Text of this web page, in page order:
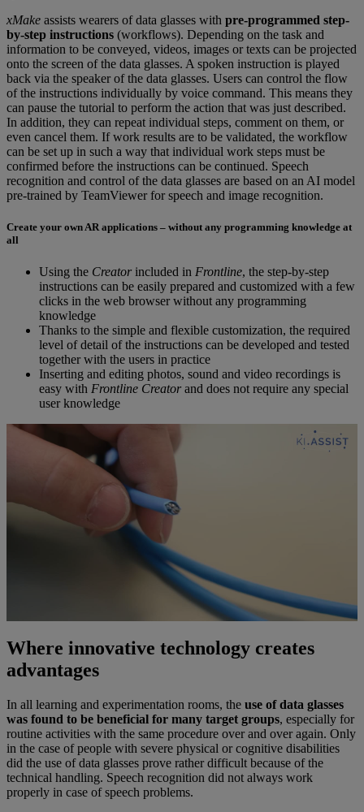
xMake assists wearers of data glasses with pre-programmed step-
by-step instructions (workflows). Depending on the task and
information to be conveyed, videos, images or texts can be projected
onto the screen of the data glasses. A spoken instruction is played
back via the speaker of the data glasses. Users can control the flow
of the instructions individually by voice command. This means they
can pause the tutorial to perform the action that was just described.
In addition, they can repeat individual steps, comment on them, or
even cancel them. If work results are to be validated, the workflow
can be set up in such a way that individual work steps must be
confirmed before the instructions can be continued. Speech
recognition and control of the data glasses are based on an AI model
pre-trained by TeamViewer for speech and image recognition.
Create your own AR applications – without any programming knowledge at
all
Using the Creatorincluded in Frontline, the step-by-step
instructions can be easily prepared and customized with a few
clicks in the web browser without any programming
knowledge
Thanks to the simple and flexible customization, the required
level of detail of the instructions can be developed and tested
together with the users in practice
Inserting and editing photos, sound and video recordings is
easy with Frontline Creatorand does not require any special
user knowledge
Where innovative technology creates
advantages
In all learning and experimentation rooms, the use of data glasses
was found to be beneficial for many target groups, especially for
routine activities with the same procedure over and over again. Only
in the case of people with severe physical or cognitive disabilities
did the use of data glasses prove rather difficult because of the
technical handling. Speech recognition did not always work
properly in case of speech problems.